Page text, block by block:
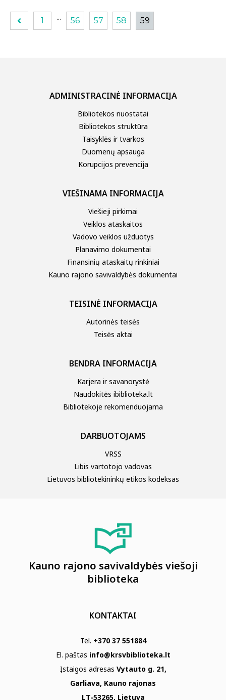
1 ... 56 57 58 59
ADMINISTRACINĖ INFORMACIJA
Bibliotekos nuostatai
Bibliotekos struktūra
Taisyklės ir tvarkos
Duomenų apsauga
Korupcijos prevencija
VIEŠINAMA INFORMACIJA
Viešieji pirkimai
Veiklos ataskaitos
Vadovo veiklos užduotys
Planavimo dokumentai
Finansinių ataskaitų rinkiniai
Kauno rajono savivaldybės dokumentai
TEISINĖ INFORMACIJA
Autorinės teisės
Teisės aktai
BENDRA INFORMACIJA
Karjera ir savanorystė
Naudokitės ibiblioteka.lt
Bibliotekoje rekomenduojama
DARBUOTOJAMS
VRSS
Libis vartotojo vadovas
Lietuvos bibliotekininkų etikos kodeksas
Kauno rajono savivaldybės viešoji
biblioteka
KONTAKTAI
Tel. +370 37 551884
El. paštas info@krsvbiblioteka.lt
Įstaigos adresas Vytauto g. 21,
Garliava, Kauno rajonas
LT-53265, Lietuva